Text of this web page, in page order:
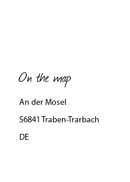
On the map
An der Mosel
56841 Traben-Trarbach
DE